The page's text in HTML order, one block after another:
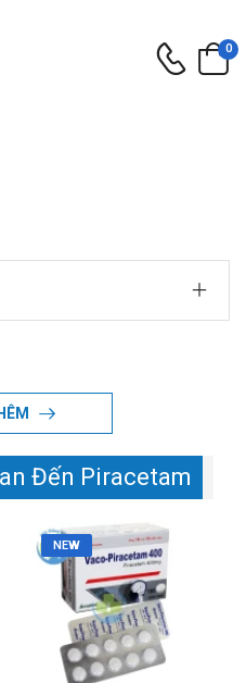
0
Đến Piracetam
NEW